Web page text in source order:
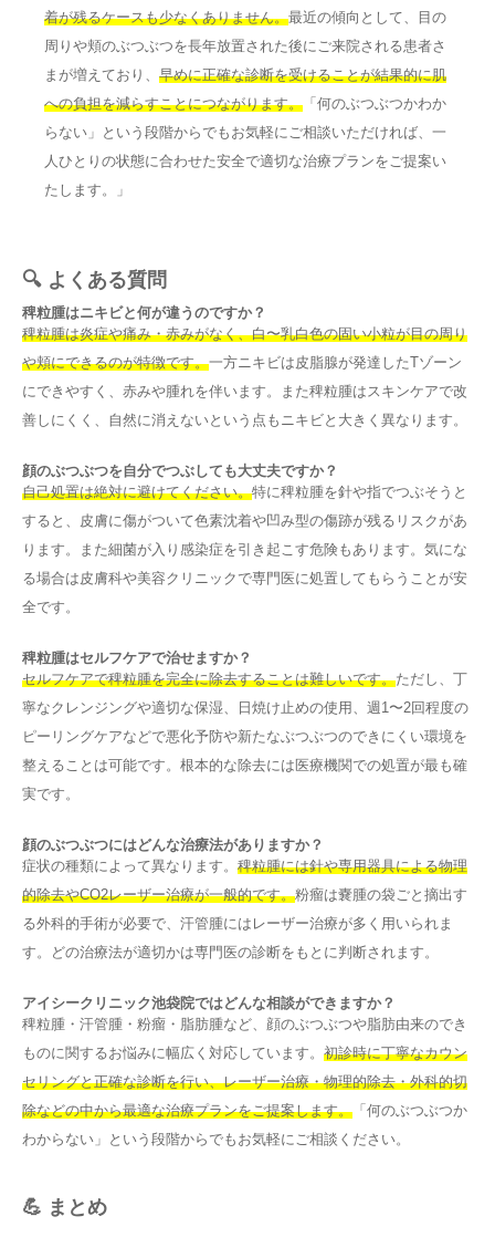
着が残るケースも少なくありません。最近の傾向として、目の
周りや頬のぶつぶつを長年放置された後にご来院される患者さ
まが増えており、 早めに正確な診断を受けることが結果的に肌
への負担を減らすことにつながります。 「何のぶつぶつかわか
らない」という段階からでもお気軽にご相談いただければ、一
人ひとりの状態に合わせた安全で適切な治療プランをご提案い
たします。」
🔍 よくある質問
稗粒腫はニキビと何が違うのですか？
稗粒腫は炎症や痛み・赤みがなく、白〜乳白色の固い小粒が目の周り
や頬にできるのが特徴です。一方ニキビは皮脂腺が発達したTゾーン
にできやすく、赤みや腫れを伴います。また稗粒腫はスキンケアで改
善しにくく、自然に消えないという点もニキビと大きく異なります。
顔のぶつぶつを自分でつぶしても大丈夫ですか？
自己処置は絶対に避けてください。特に稗粒腫を針や指でつぶそうと
すると、皮膚に傷がついて色素沈着や凹み型の傷跡が残るリスクがあ
ります。また細菌が入り感染症を引き起こす危険もあります。気にな
る場合は皮膚科や美容クリニックで専門医に処置してもらうことが安
全です。
稗粒腫はセルフケアで治せますか？
セルフケアで稗粒腫を完全に除去することは難しいです。ただし、丁
寧なクレンジングや適切な保湿、日焼け止めの使用、週1〜2回程度の
ピーリングケアなどで悪化予防や新たなぶつぶつのできにくい環境を
整えることは可能です。根本的な除去には医療機関での処置が最も確
実です。
顔のぶつぶつにはどんな治療法がありますか？
症状の種類によって異なります。 稗粒腫には針や専用器具による物理
的除去やCO2レーザー治療が一般的です。粉瘤は嚢腫の袋ごと摘出す
る外科的手術が必要で、汗管腫にはレーザー治療が多く用いられま
す。どの治療法が適切かは専門医の診断をもとに判断されます。
アイシークリニック池袋院ではどんな相談ができますか？
稗粒腫・汗管腫・粉瘤・脂肪腫など、顔のぶつぶつや脂肪由来のでき
ものに関するお悩みに幅広く対応しています。 初診時に丁寧なカウン
セリングと正確な診断を行い、レーザー治療・物理的除去・外科的切
除などの中から最適な治療プランをご提案します。 「何のぶつぶつか
わからない」という段階からでもお気軽にご相談ください。
💪 まとめ